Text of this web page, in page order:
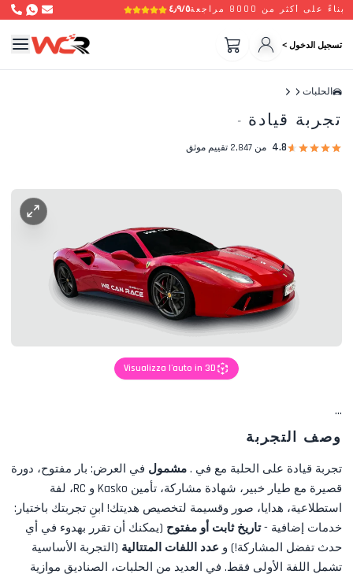
٤٫٩/٥ بناءً على أكثر من 8000 مراجعة
تسجيل الدخول >
الحلبات
تجربة قيادة -
4.8 من 2,847 تقييم موثق
Visualizza l'auto in 3D
...
وصف التجربة
تجربة قيادة على الحلبة مع في . مشمول في العرض: بار مفتوح، دورة
قصيرة مع طيار خبير، شهادة مشاركة، تأمين Kasko و RC، لفة
استطلاعية، هدايا، صور وقسيمة لتخصيص هديتك! ابنِ تجربتك باختيار:
خدمات إضافية -تاريخ ثابت أو مفتوح (يمكنك أن تقرر بهدوء في أي
حدث تفضل المشاركة!) و عدد اللفات المتتالية (التجربة الأساسية
تشمل اللفة الأولى فقط. في العديد من الحلبات، الصناديق موازية